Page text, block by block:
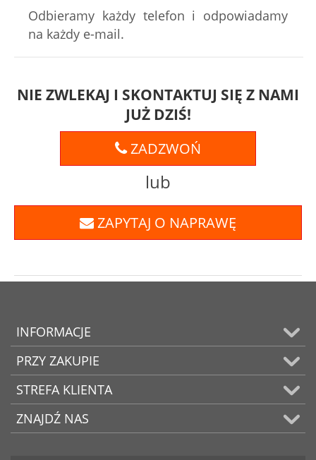
Odbieramy każdy telefon i odpowiadamy
na każdy e-mail.
NIE ZWLEKAJ I SKONTAKTUJ SIĘ Z NAMI
JUŻ DZIŚ!
ZADZWOŃ
lub
ZAPYTAJ O NAPRAWĘ
INFORMACJE
PRZY ZAKUPIE
STREFA KLIENTA
ZNAJDŹ NAS